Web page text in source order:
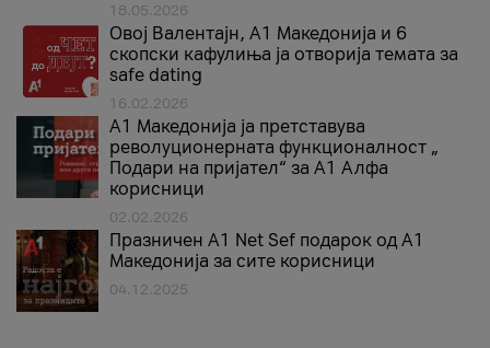
18.05.2026
Овој Валентајн, A1 Македонија и 6
скопски кафулиња ја отворија темата за
safe dating
16.02.2026
А1 Македонија ја претставува
револуционерната функционалност „
Подари на пријател“ за А1 Алфа
корисници
02.02.2026
Празничен A1 Net Sеf подарок од А1
Македонија за сите корисници
04.12.2025